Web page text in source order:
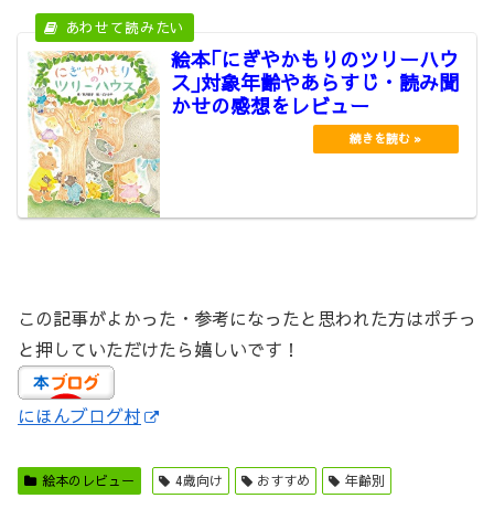
絵本｢にぎやかもりのツリーハウ
ス｣対象年齢やあらすじ・読み聞
かせの感想をレビュー
この記事がよかった・参考になったと思われた方はポチっ
と押していただけたら嬉しいです！
にほんブログ村
絵本のレビュー 4歳向け おすすめ 年齢別